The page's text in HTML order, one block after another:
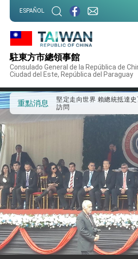
ESPAÑOL
駐東方市總領事館
Consulado General de la República de
Ciudad del Este, República del Paraguay
重點消息
外交部重要言論
我國政府將在美國亞利桑納
第一屆亞太在宅醫療大會
經驗為亞太醫療照護發展開
外交部發布WHA文宣影片「
及「台灣智慧醫療與健康產
世界展現台灣守護全球健康
總統出訪史瓦帝尼返國談
走向世界 盼與理念相近國
堅定走向世界 賴總統抵達
訪問
總統與五院院長新春茶敘
國家邁出合作第一步
總統農曆春節談話
台美貿易協議完成簽署達成
性突破 總統強調將以3大
升級 籲請立院全力支持並
臺美簽署「對等貿易協定」
疊加 我輸美2072項產品豁
總統接受「法新社」（AFP
外交部長林佳龍於《外交事
世界 需要台灣，團結合作
外交部長林佳龍出席《台灣
「見證蛻變，分享世界的光
位轉 型迎向下個50年
總統主持「台美經濟繁榮